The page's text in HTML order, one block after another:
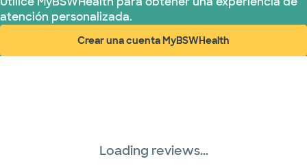
atención personalizada.
Crear una cuenta MyBSWHealth
(abre en ventana nueva)
Loading reviews...